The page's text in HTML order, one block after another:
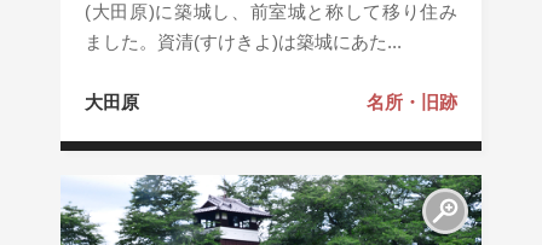
(大田原)に築城し、前室城と称して移り住み
ました。資清(すけきよ)は築城にあた...
大田原 名所・旧跡